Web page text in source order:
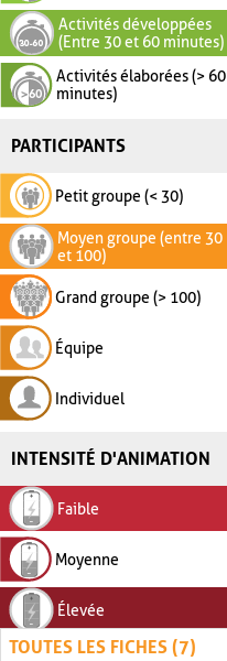
Activités développées
(Entre 30 et 60 minutes)
Activités élaborées (> 60
minutes)
PARTICIPANTS
Petit groupe (< 30)
Moyen groupe (entre 30
et 100)
Grand groupe (> 100)
Équipe
Individuel
INTENSITÉ D'ANIMATION
Faible
Moyenne
Élevée
TOUTES LES FICHES (7)